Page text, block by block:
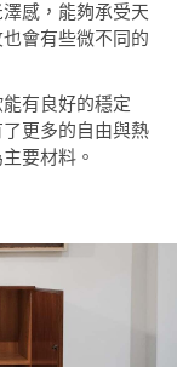
感，能夠承受天
會有些微不同的
有良好的穩定
更多的自由與熱
要材料。